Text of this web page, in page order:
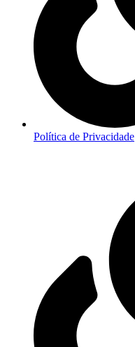
Política de Privacidade